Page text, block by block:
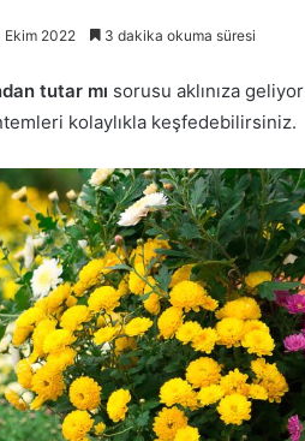
Ekim 2022 3 dakika okuma süresi
tutar mı sorusu aklınıza
kolaylıkla keşfedebilirsiniz.